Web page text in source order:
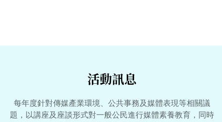
活動訊息
每年度針對傳媒產業環境、公共事務及媒體表現等相關議
題，以講座及座談形式對一般公民進行媒體素養教育，同時